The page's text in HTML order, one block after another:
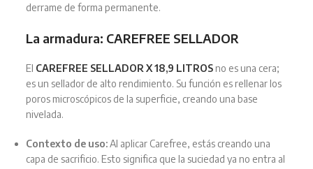
derrame de forma permanente.
La armadura: CAREFREE SELLADOR
El CAREFREE SELLADOR X 18,9 LITROSno es una cera;
es un sellador de alto rendimiento. Su función es rellenar los
poros microscópicos de la superficie, creando una base
nivelada.
Contexto de uso:Al aplicar Carefree, estás creando una
capa de sacrificio. Esto significa que la suciedad ya no entra al